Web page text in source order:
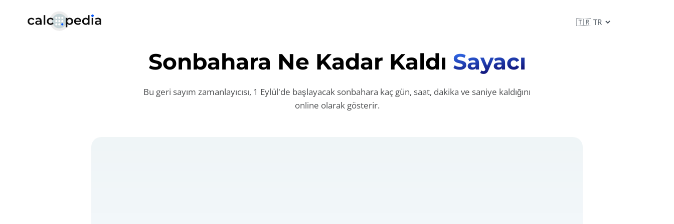
Sonbahara Ne Kadar Kaldı Sayacı
Bu geri sayım zamanlayıcısı, 1 Eylül'de başlayacak sonbahara kaç gün, saat, dakika ve saniye kaldığını
online olarak gösterir.